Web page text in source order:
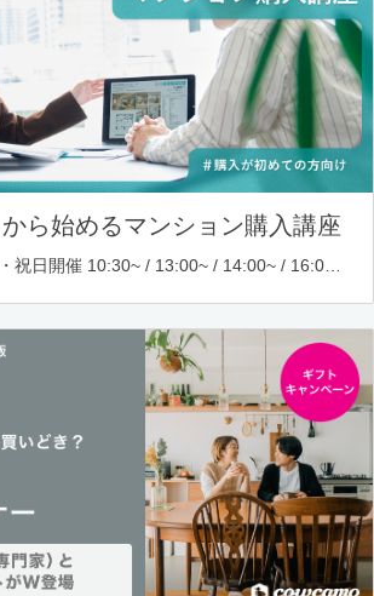
ら始めるマンション購入講座